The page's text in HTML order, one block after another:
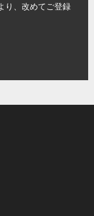
り、改めてご登録